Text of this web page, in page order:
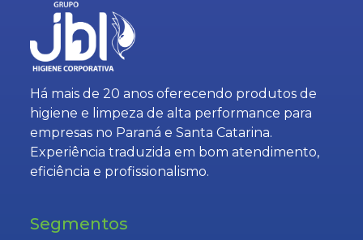
Há mais de 20 anos oferecendo produtos de
higiene e limpeza de alta performance para
empresas no Paraná e Santa Catarina.
Experiência traduzida em bom atendimento,
eficiência e profissionalismo.
Segmentos